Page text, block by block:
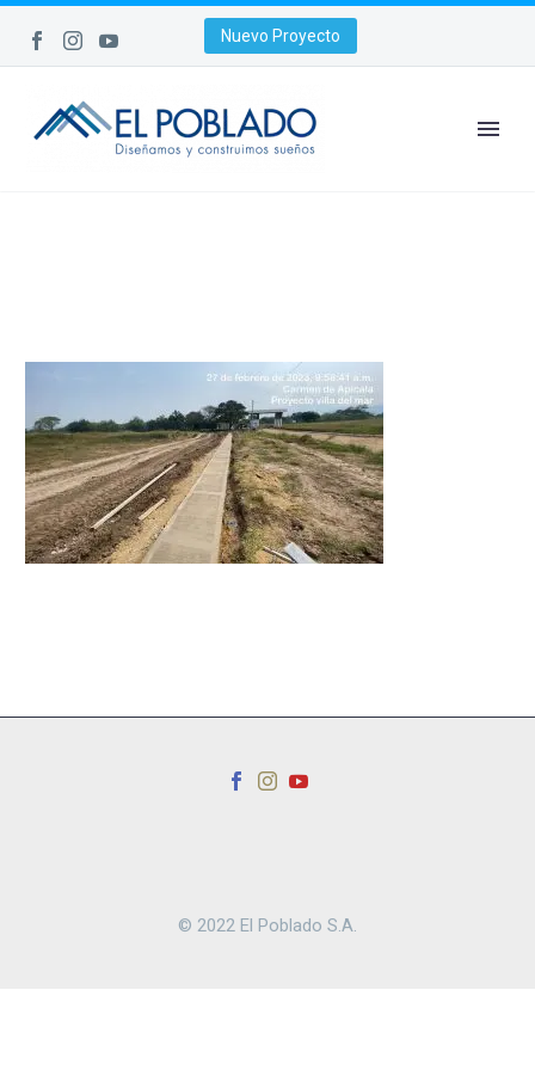
Nuevo Proyecto
© 2022 El Poblado S.A.